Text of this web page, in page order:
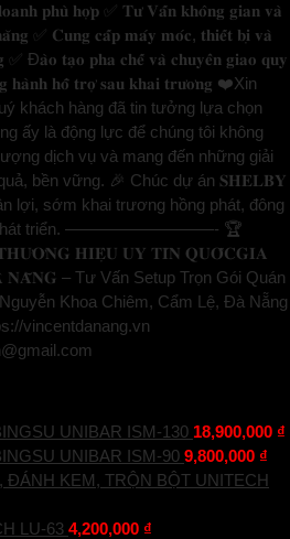
𝐩𝐡𝐮̀ 𝐡𝐨̛̣𝐩 ✅ 𝐓𝐮̛ 𝐕𝐚̂́𝐧 𝐤𝐡𝐨̂𝐧𝐠 𝐠𝐢𝐚𝐧 𝐯𝐚̀
✅ 𝐂𝐮𝐧𝐠 𝐜𝐚̂́𝐩 𝐦𝐚́𝐲 𝐦𝐨́𝐜, 𝐭𝐡𝐢𝐞̂́𝐭 𝐛𝐢̣ 𝐯𝐚̀
✅ Đ𝐚̀𝐨 𝐭𝐚̣𝐨 𝐩𝐡𝐚 𝐜𝐡𝐞̂́ 𝐯𝐚̀ 𝐜𝐡𝐮𝐲𝐞̂̉𝐧 𝐠𝐢𝐚𝐨 𝐪𝐮𝐲
𝐡𝐚̀𝐧𝐡 𝐡𝐨̂̃ 𝐭𝐫𝐨̛̣ 𝐬𝐚𝐮 𝐤𝐡𝐚𝐢 𝐭𝐫𝐮̛𝐨̛𝐧𝐠 ❤️Xin
khách hàng đã tin tưởng lựa chọn
ấy là động lực để chúng tôi không
dịch vụ và mang đến những giải
bền vững. 🎉 Chúc dự án 𝐒𝐇𝐄𝐋𝐁𝐘
lợi, sớm khai trương hồng phát, đông
phát triển. —————————- 🏆
𝐇𝐈𝐄̣̂𝐔 𝐔𝐘 𝐓𝐈́𝐍 𝐐𝐔𝐎̂́𝐂𝐆𝐈𝐀
– Tư Vấn Setup Trọn Gói Quán
Khoa Chiêm, Cẩm Lệ, Đà Nẵng
vincentdanang.vn
UNIBAR ISM-130 18,900,000 ₫
UNIBAR ISM-90 9,800,000 ₫
KEM, TRỘN BỘT UNITECH
LU-63 4,200,000 ₫